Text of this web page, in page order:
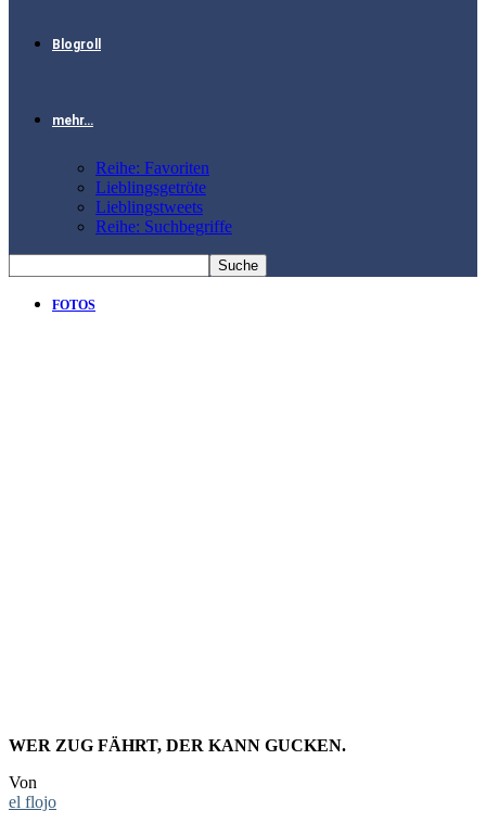
Blogroll
mehr…
Reihe: Favoriten
Lieblingsgetröte
Lieblingstweets
Reihe: Suchbegriffe
FOTOS
WER ZUG FÄHRT, DER KANN GUCKEN.
Von
el flojo